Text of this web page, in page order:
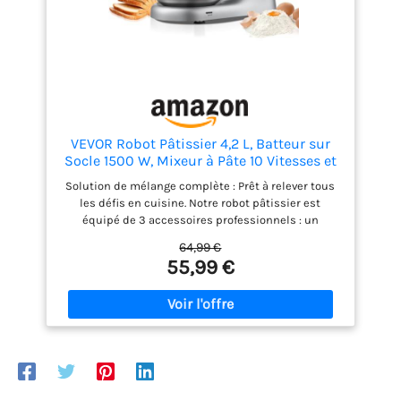
VEVOR Robot Pâtissier 4,2 L, Batteur sur
Socle 1500 W, Mixeur à Pâte 10 Vitesses et
Fonction Pulse, Bol en Inox, Tête
Inclinable, avec Crochet Pétrisseur, Fouet
et Batteur, pour Mélange Pétrissage
Solution de mélange complète : Prêt à relever tous
les défis en cuisine. Notre robot pâtissier est
équipé de 3 accessoires professionnels : un
batteur pour les purées de pommes de terre ou les
salades, et un fouet pour les préparations légères
comme la crème fouettée ou les blancs d’œufs 10
vitesses et fonction Pulse : Notre robot pâtissier est
équipé d’un puissant moteur de 1 500 W pour un
optimaux : 1 à 6 pour la pâte, 1 à 7 pour les
64,99 €
55,99 €